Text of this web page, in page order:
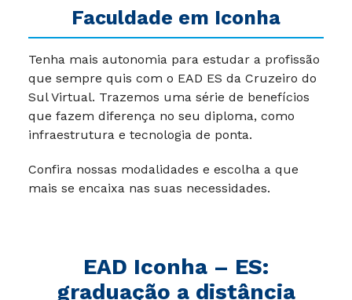
Faculdade em Iconha
Tenha mais autonomia para estudar a profissão
que sempre quis com o EAD ES da Cruzeiro do
Sul Virtual. Trazemos uma série de benefícios
que fazem diferença no seu diploma, como
infraestrutura e tecnologia de ponta.
Confira nossas modalidades e escolha a que
mais se encaixa nas suas necessidades.
EAD Iconha – ES:
graduação a distância